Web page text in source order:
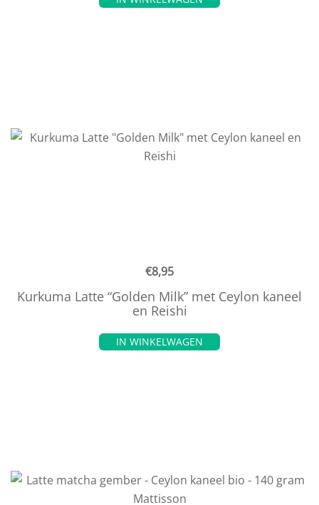
€8,95
Kurkuma Latte “Golden Milk” met Ceylon kaneel
en Reishi
IN WINKELWAGEN